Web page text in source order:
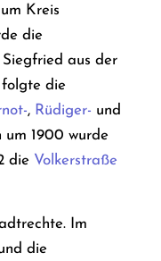
Kreis
die
aus der
folgte die
, Rüdiger- und
um 1900 wurde
die Volkerstraße
Im
die